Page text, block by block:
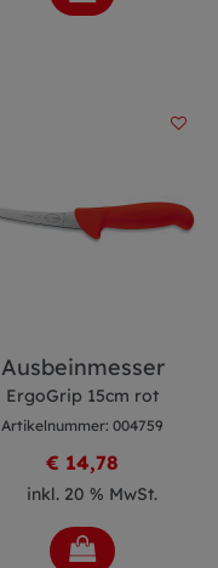
Ausbeinmesser
ErgoGrip 15cm rot
Artikelnummer: 004759
€ 14,78
inkl. 20 % MwSt.